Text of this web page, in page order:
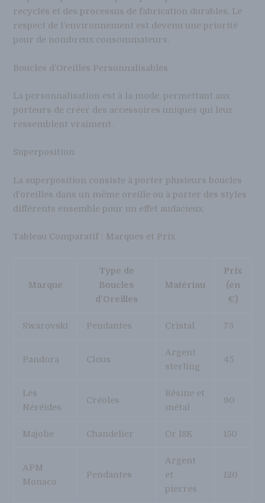
recyclés et des processus de fabrication durables. Le
respect de l’environnement est devenu une priorité
pour de nombreux consommateurs.
Boucles d’Oreilles Personnalisables
La personnalisation est à la mode, permettant aux
porteurs de créer des accessoires uniques qui leur
ressemblent vraiment.
Superposition
La superposition consiste à porter plusieurs boucles
d’oreilles dans un même oreille ou à porter des styles
différents ensemble pour un effet audacieux.
Tableau Comparatif : Marques et Prix
Marque
Type de
Boucles
d’Oreilles
Matériau
Prix
(en
€)
Swarovski Pendantes Cristal 75
Pandora Clous
Argent
sterling
45
Les
Néréides
Créoles
Résine et
métal
90
Majolie Chandelier Or 18K 150
APM
Monaco
Pendantes
Argent
et
pierres
120